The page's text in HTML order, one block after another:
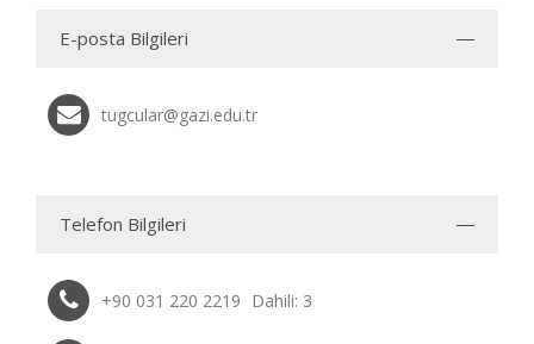
E-posta Bilgileri
tugcular@gazi.edu.tr
Telefon Bilgileri
+90 031 220 2219 Dahili: 3